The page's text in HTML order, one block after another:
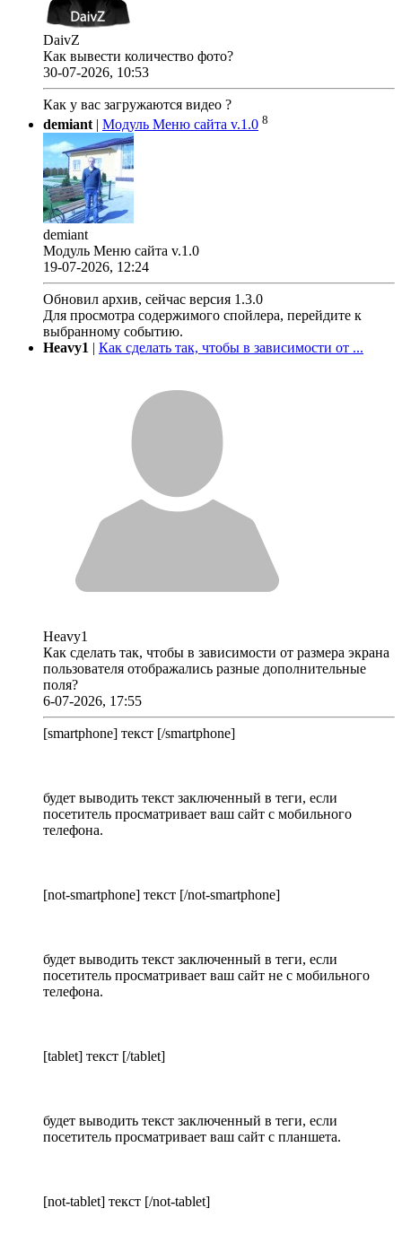
DaivZ
Как вывести количество фото?
30-07-2026, 10:53
Как у вас загружаются видео ?
demiant | Модуль Меню сайта v.1.0 8
demiant
Модуль Меню сайта v.1.0
19-07-2026, 12:24
Обновил архив, сейчас версия 1.3.0
Для просмотра содержимого спойлера, перейдите к
выбранному событию.
Heavy1 | Как сделать так, чтобы в зависимости от ...
Heavy1
Как сделать так, чтобы в зависимости от размера экрана
пользователя отображались разные дополнительные
поля?
6-07-2026, 17:55
[smartphone] текст [/smartphone]
будет выводить текст заключенный в теги, если
посетитель просматривает ваш сайт с мобильного
телефона.
[not-smartphone] текст [/not-smartphone]
будет выводить текст заключенный в теги, если
посетитель просматривает ваш сайт не с мобильного
телефона.
[tablet] текст [/tablet]
будет выводить текст заключенный в теги, если
посетитель просматривает ваш сайт с планшета.
[not-tablet] текст [/not-tablet]